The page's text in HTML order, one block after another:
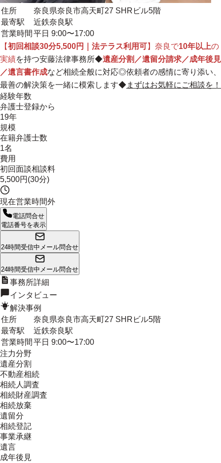
住所
奈良県奈良市高天町27 SHRビル5階
最寄駅
近鉄奈良駅
営業時間 平日 9:00〜17:00
【初回相談30分5,500円｜法テラス利用可】 奈良で10年以上の
実績を持つ安藤法律事務所◆遺産分割／遺留分請求／成年後見
／遺言書作成など相続全般に対応◎依頼者の感情に寄り添い、
最善の解決策を一緒に模索します◆まずはお気軽にご相談を！
経験年数
弁護士登録から
19年
規模
在籍弁護士数
1名
費用
初回面談相談料
5,500円(30分)
現在営業時間外
電話問合せ
電話番号を表示
24時間受信中 メール問合せ
24時間受信中 メール問合せ
事務所詳細
インタビュー
解決事例
住所
奈良県奈良市高天町27 SHRビル5階
最寄駅
近鉄奈良駅
営業時間 平日 9:00〜17:00
注力分野
遺産分割
不動産相続
相続人調査
相続財産調査
相続放棄
遺留分
相続登記
事業承継
遺言
成年後見